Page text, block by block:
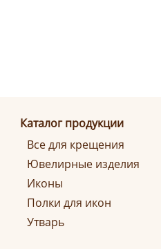
Каталог продукции
Все для крещения
Ювелирные изделия
Иконы
Полки для икон
Утварь